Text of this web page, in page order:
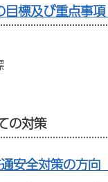
標及び重点事項
の対策
全対策の方向